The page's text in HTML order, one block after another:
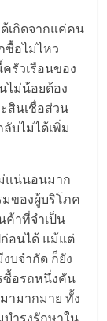
เกิดจากแค่คน
ซื้อไม่ไหว
รัวเรือนของ
ไม่น้อยต้อง
สินเชื่อส่วน
บไม่ได้เพิ่ม
แน่นอนมาก
ของผู้บริโภค
ค้าที่จำเป็น
อนได้ แม้แต่
บจำกัด ก็ยัง
ซื้อรถหนึ่งคัน
ามากมาย ทั้ง